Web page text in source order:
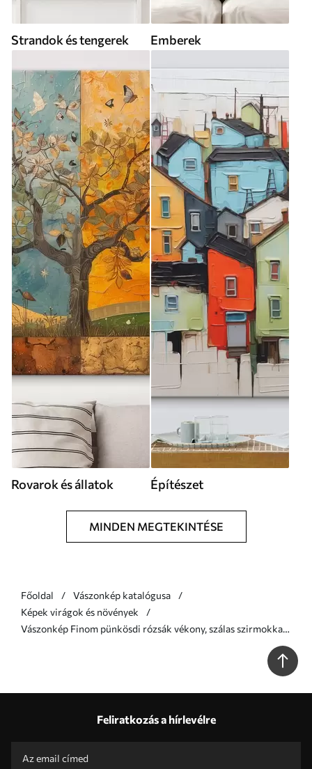
Strandok és tengerek Emberek
Rovarok és állatok Építészet
MINDEN MEGTEKINTÉSE
Főoldal
Vászonkép katalógusa
Képek virágok és növények
Vászonkép Finom pünkösdi rózsák vékony, szálas szirmokkal,
Feliratkozás a hírlevélre